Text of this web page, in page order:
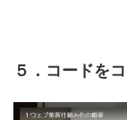
５．コードを